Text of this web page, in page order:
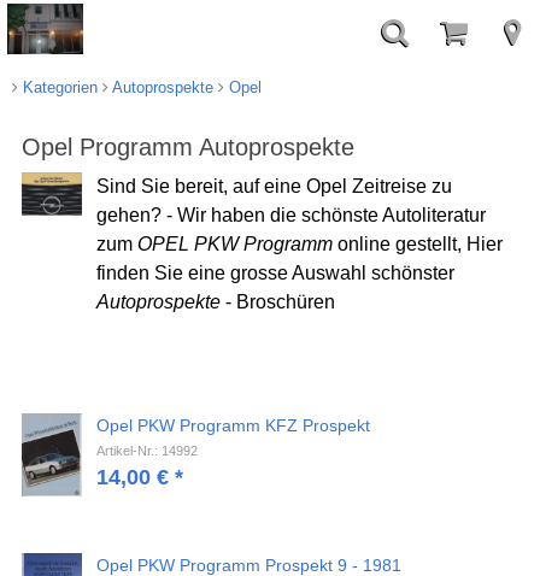
Kategorien Autoprospekte Opel
Opel Programm Autoprospekte
Sind Sie bereit, auf eine Opel Zeitreise zu
gehen? - Wir haben die schönste Autoliteratur
zum OPEL PKW Programm online gestellt, Hier
finden Sie eine grosse Auswahl schönster
Autoprospekte - Broschüren
Opel PKW Programm KFZ Prospekt
Artikel-Nr.: 14992
14,00 €*
Opel PKW Programm Prospekt 9 - 1981